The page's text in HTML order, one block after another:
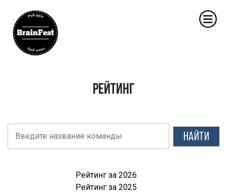
Рейтинг
НАЙТИ
Рейтинг за 2026
Рейтинг за 2025